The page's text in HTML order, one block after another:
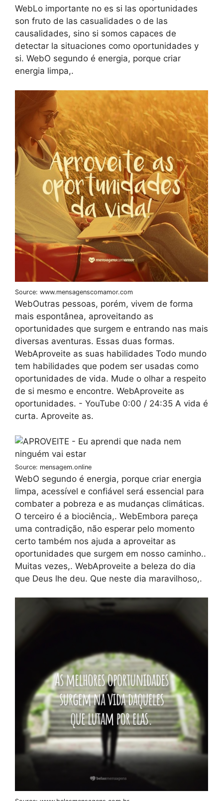
WebLo importante no es si las oportunidades
son fruto de las casualidades o de las
causalidades, sino si somos capaces de
detectar la situaciones como oportunidades y
si. WebO segundo é energia, porque criar
energia limpa,.
Source: www.mensagenscomamor.com
WebOutras pessoas, porém, vivem de forma
mais espontânea, aproveitando as
oportunidades que surgem e entrando nas mais
diversas aventuras. Essas duas formas.
WebAproveite as suas habilidades Todo mundo
tem habilidades que podem ser usadas como
oportunidades de vida. Mude o olhar a respeito
de si mesmo e encontre. WebAproveite as
oportunidades. - YouTube 0:00 / 24:35 A vida é
curta. Aproveite as.
Source: mensagem.online
WebO segundo é energia, porque criar energia
limpa, acessível e confiável será essencial para
combater a pobreza e as mudanças climáticas.
O terceiro é a biociência,. WebEmbora pareça
uma contradição, não esperar pelo momento
certo também nos ajuda a aproveitar as
oportunidades que surgem em nosso caminho..
Muitas vezes,. WebAproveite a beleza do dia
que Deus lhe deu. Que neste dia maravilhoso,.